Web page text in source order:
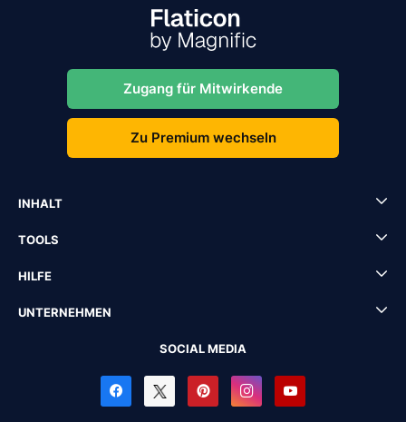
Zugang für Mitwirkende
Zu Premium wechseln
INHALT
TOOLS
HILFE
UNTERNEHMEN
SOCIAL MEDIA